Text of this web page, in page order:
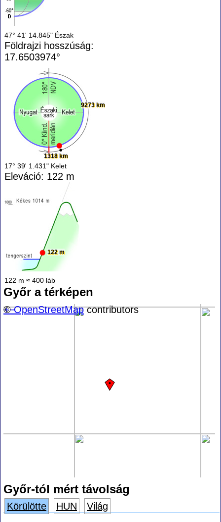
47° 41' 14.845" Észak
Földrajzi hosszúság:
17.6503974°
1318 km
9273 km
17° 39' 1.431" Kelet
Eleváció: 122 m
122 m
122 m ≈ 400 láb
Győr a térképen
+−
©OpenStreetMapcontributors
Győr-tól mért távolság
Körülötte HUN
Világ